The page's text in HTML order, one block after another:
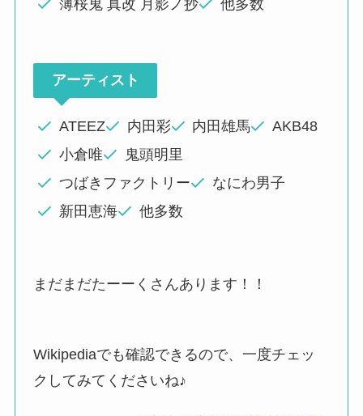
薄桜鬼 真改 月影ノ抄 他多数
アーティスト
ATEEZ 内田彩 内田雄馬
AKB48
小倉唯
鬼頭明里
つばきファクトリー
なにわ男子
新田恵海
他多数
まだまだたーーくさんあります！！
Wikipediaでも確認できるので、一度チェッ
クしてみてくださいね♪